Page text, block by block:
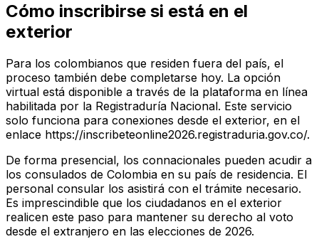
Cómo inscribirse si está en el
exterior
Para los colombianos que residen fuera del país, el
proceso también debe completarse hoy. La opción
virtual está disponible a través de la plataforma en línea
habilitada por la Registraduría Nacional. Este servicio
solo funciona para conexiones desde el exterior, en el
enlace https://inscribeteonline2026.registraduria.gov.co/.
De forma presencial, los connacionales pueden acudir a
los consulados de Colombia en su país de residencia. El
personal consular los asistirá con el trámite necesario.
Es imprescindible que los ciudadanos en el exterior
realicen este paso para mantener su derecho al voto
desde el extranjero en las elecciones de 2026.